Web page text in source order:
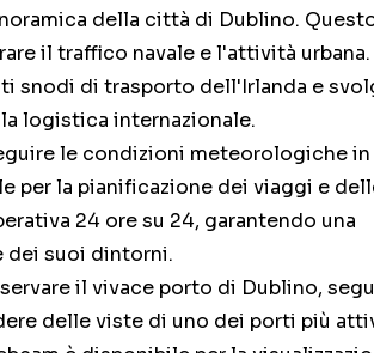
della città di Dublino.
il traffico navale e l'attività
snodi di trasporto dell'Irlanda e
logistica internazionale.
le condizioni meteorologiche
per la pianificazione dei viaggi e
24 ore su 24, garantendo una
dei suoi dintorni.
il vivace porto di Dublino,
delle viste di uno dei porti più